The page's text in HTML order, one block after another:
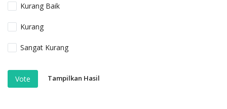
Kurang Baik
Kurang
Sangat Kurang
Vote Tampilkan Hasil